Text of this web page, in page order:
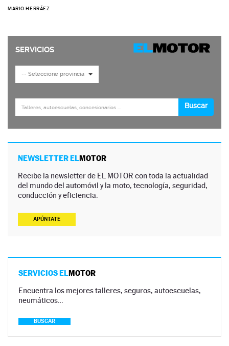
MARIO HERRÁEZ
NEWSLETTER ELMOTOR
Recibe la newsletter de EL MOTOR con toda la actualidad
del mundo del automóvil y la moto, tecnología, seguridad,
conducción y eficiencia.
APÚNTATE
SERVICIOS ELMOTOR
Encuentra los mejores talleres, seguros, autoescuelas,
neumáticos…
BUSCAR